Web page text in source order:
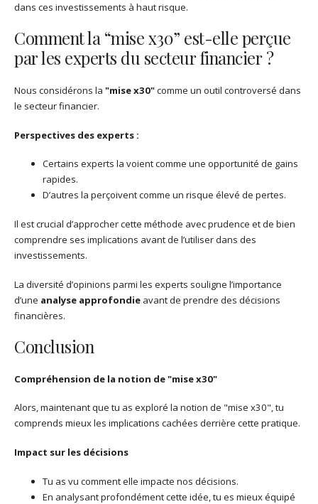
dans ces investissements à haut risque.
Comment la “mise x30” est-elle perçue
par les experts du secteur financier ?
Nous considérons la "mise x30"comme un outil controversé dans
le secteur financier.
Perspectives des experts :
Certains experts la voient comme une opportunité de gains
rapides.
D’autres la perçoivent comme un risque élevé de pertes.
Il est crucial d’approcher cette méthode avec prudence et de bien
comprendre ses implications avant de l’utiliser dans des
investissements.
La diversité d’opinions parmi les experts souligne l’importance
d’une analyse approfondie avant de prendre des décisions
financières.
Conclusion
Compréhension de la notion de "mise x30"
Alors, maintenant que tu as exploré la notion de "mise x30", tu
comprends mieux les implications cachées derrière cette pratique.
Impact sur les décisions
Tu as vu comment elle impacte nos décisions.
En analysant profondément cette idée, tu es mieux équipé